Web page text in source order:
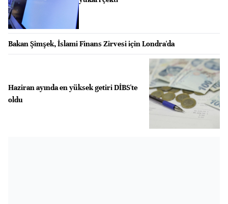
Bakan Şimşek, İslami Finans Zirvesi için Londra'da
Haziran ayında en yüksek getiri DİBS'te
oldu